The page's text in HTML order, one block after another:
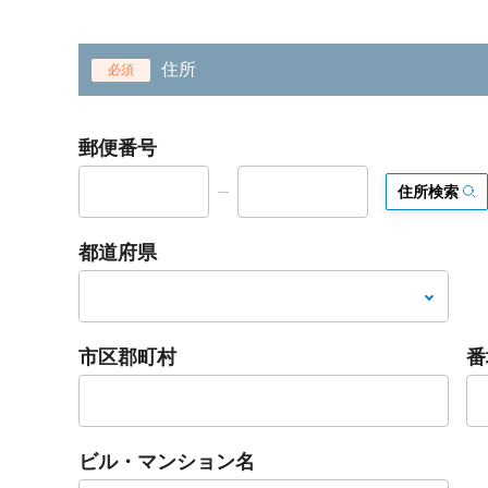
必須 住所
郵便番号
住所検索
都道府県
市区郡町村
ビル・マンション名